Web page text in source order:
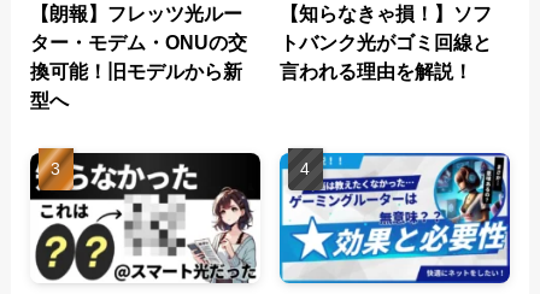
【朗報】フレッツ光ルー
ター・モデム・ONUの交
換可能！旧モデルから新
型へ
【知らなきゃ損！】ソフ
トバンク光がゴミ回線と
言われる理由を解説！